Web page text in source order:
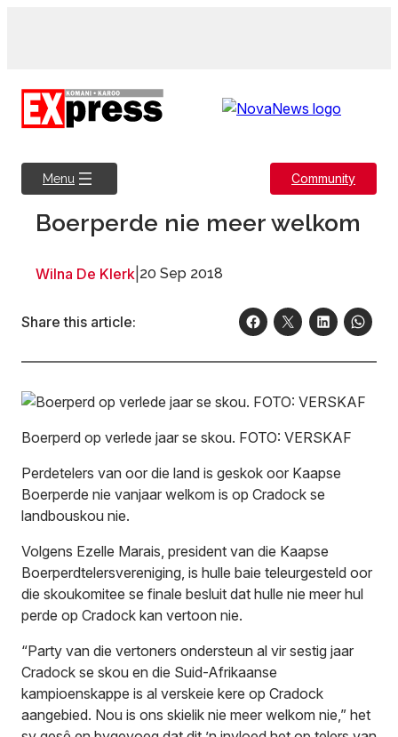
Menu Community
Boerperde nie meer welkom
Wilna De Klerk 20 Sep 2018
Share this article:
Boerperd op verlede jaar se skou. FOTO: VERSKAF
Perdetelers van oor die land is geskok oor Kaapse
Boerperde nie vanjaar welkom is op Cradock se
landbouskou nie.
Volgens Ezelle Marais, president van die Kaapse
Boerperdtelersvereniging, is hulle baie teleurgesteld oor
die skoukomitee se finale besluit dat hulle nie meer hul
perde op Cradock kan vertoon nie.
“Party van die vertoners ondersteun al vir sestig jaar
Cradock se skou en die Suid-Afrikaanse
kampioenskappe is al verskeie kere op Cradock
aangebied. Nou is ons skielik nie meer welkom nie,” het